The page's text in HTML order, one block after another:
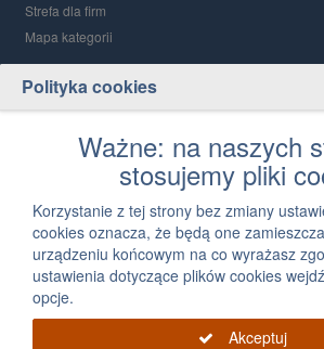
Polityka cookies
Ważne: na naszych
stosujemy pliki
Korzystanie z tej strony bez zmiany
cookies oznacza, że będą one
urządzeniu końcowym na co wyrażasz
ustawienia dotyczące plików cookies
opcje.
Akceptuj
Strefa dla firm
Mapa kategorii
Grupa PGD i Holding 1
12 300 03 05
Napisz, jak możemy Ci pomóc